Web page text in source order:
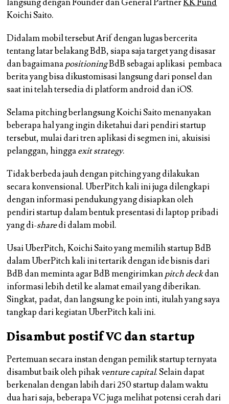
langsung dengan Founder dan General PartnerKK Fund
Koichi Saito.
Didalam mobil tersebut Arif dengan lugas bercerita
tentang latar belakang BdB, siapa saja target yang disasar
dan bagaimanapositioningBdB sebagai aplikasi pembaca
berita yang bisa dikustomisasi langsung dari ponsel dan
saat ini telah tersedia di platform android dan iOS.
Selama pitching berlangsung Koichi Saito menanyakan
beberapa hal yang ingin diketahui dari pendiri startup
tersebut, mulai dari tren aplikasi di segmen ini, akuisisi
pelanggan, hinggaexit strategy.
Tidak berbeda jauh dengan pitching yang dilakukan
secara konvensional. UberPitch kali ini juga dilengkapi
dengan informasi pendukung yang disiapkan oleh
pendiri startup dalam bentuk presentasi di laptop pribadi
yang di-sharedi dalam mobil.
Usai UberPitch, Koichi Saito yang memilih startup BdB
dalam UberPitch kali ini tertarik dengan ide bisnis dari
BdB dan meminta agar BdB mengirimkanpitch deckdan
informasi lebih detil ke alamat email yang diberikan.
Singkat, padat, dan langsung ke poin inti, itulah yang saya
tangkap dari kegiatan UberPitch kali ini.
Disambut postif VC dan startup
Pertemuan secara instan dengan pemilik startup ternyata
disambut baik oleh pihakventure capital. Selain dapat
berkenalan dengan labih dari 250 startup dalam waktu
dua hari saja, beberapa VC juga melihat potensi cerah dari